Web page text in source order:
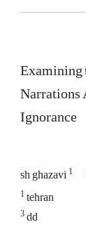
Examining
Narrations
Ignorance
sh ghazavi1
1tehran
3dd